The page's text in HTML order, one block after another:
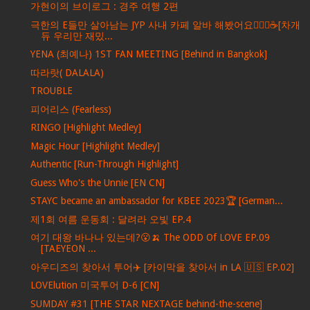
가현이의 브이로그 : 경주 여행 2편
극한의 E들만 살아남는 JYP 사내 카페 알바 해봤어요💁🏻‍♀️☕️[차개
듀 우리만 재밌...
YENA (최예나) 1ST FAN MEETING [Behind in Bangkok]
따라랏( DALALA)
TROUBLE
피어리스 (Fearless)
RINGO [Highlight Medley]
Magic Hour [Highlight Medley]
Authentic [Run-Through Highlight]
Guess Who's the Unnie [EN CN]
STAYC became an ambassador for KBEE 2023🏆 [German...
제1회 여름 운동회 : 달려라 오빛 EP.4
여기 대왕 바나나 있는데?😮🍌 The ODD Of LOVE EP.09
[TAEYEON ...
아우디즈의 찾아서 투어✈️ [카이막을 찾아서 in LA 🇺🇸 EP.02]
LOVElution 미국투어 D-6 [CN]
SUMDAY #31 [THE STAR NEXTAGE behind-the-scene]